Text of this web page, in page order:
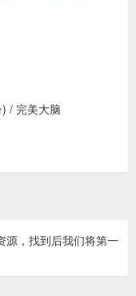
/ 完美大脑
源，找到后我们将第一